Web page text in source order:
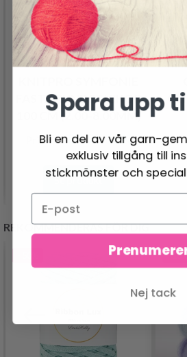
FASTA RUNDSTICKOR
100 CM (2.00-8.00MM)
Pris från89.95 SEK
Se produkt
REKOMMENDERAS FÖR DIG
- 13%
Spara upp
Bli en del av vår garn-
exklusiv tillgång till
stickmönster och
Nej tack